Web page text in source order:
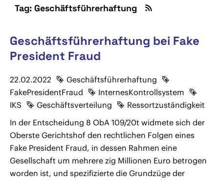
Tag: Geschäftsführerhaftung
Geschäftsführerhaftung bei Fake
President Fraud
22.02.2022
Geschäftsführerhaftung
FakePresidentFraud
InternesKontrollsystem
IKS
Geschäftsverteilung
Ressortzuständigkeit
In der Entscheidung 8 ObA 109/20t widmete sich der
Oberste Gerichtshof den rechtlichen Folgen eines
Fake President Fraud, in dessen Rahmen eine
Gesellschaft um mehrere zig Millionen Euro betrogen
worden ist, und spezifizierte die Grundzüge der